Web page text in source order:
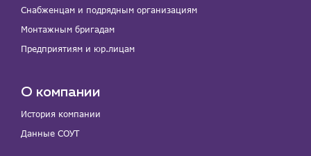
Снабженцам и подрядным организациям
Монтажным бригадам
Предприятиям и юр.лицам
О компании
История компании
Данные СОУТ